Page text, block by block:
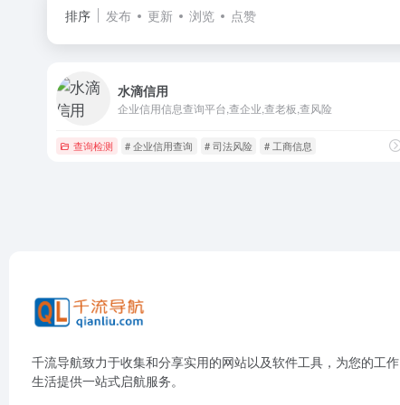
排序 发布 更新 浏览 点赞
水滴信用
企业信用信息查询平台,查企业,查老板,查风险
查询检测 # 企业信用查询 # 司法风险 # 工商信息
千流导航致力于收集和分享实用的网站以及软件工具，为您的工作
生活提供一站式启航服务。